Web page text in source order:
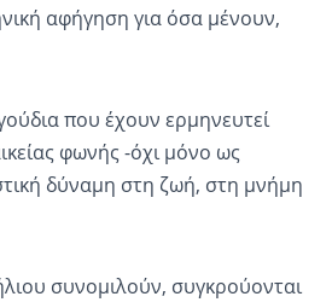
αφήγηση για όσα μένουν,
που έχουν ερμηνευτεί
φωνής -όχι μόνο ως
δύναμη στη ζωή, στη μνήμη
συνομιλούν, συγκρούονται